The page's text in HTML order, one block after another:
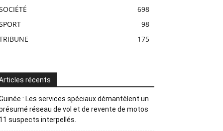
698
98
175
récents
: Les services spéciaux démantèlent un
réseau de vol et de revente de motos
11 suspects interpellés.